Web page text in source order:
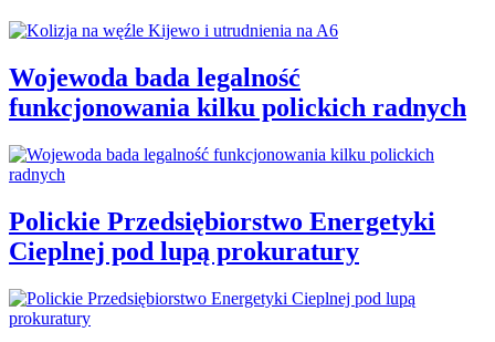
Wojewoda bada legalność
funkcjonowania kilku polickich radnych
Polickie Przedsiębiorstwo Energetyki
Cieplnej pod lupą prokuratury